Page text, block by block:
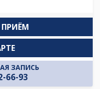
ЗАПИСЬ
66-93